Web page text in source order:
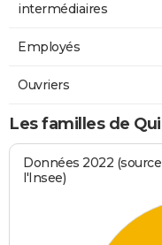
intermédiaires
Employés
Ouvriers
Les familles de
Données 2022
l'Insee)